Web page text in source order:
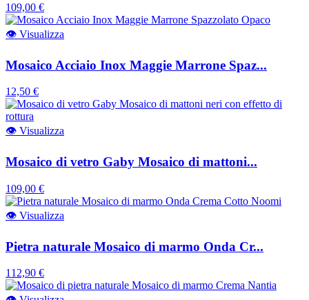
109,00 €
👁 Visualizza
Mosaico Acciaio Inox Maggie Marrone Spaz...
12,50 €
👁 Visualizza
Mosaico di vetro Gaby Mosaico di mattoni...
109,00 €
👁 Visualizza
Pietra naturale Mosaico di marmo Onda Cr...
112,90 €